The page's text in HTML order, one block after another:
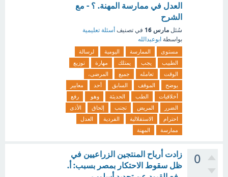
العدل في ممارسة المهنة. ؟ - مع
الشرح
سُئل مارس 16 في تصنيف أسئلة تعليمية
بواسطة ابوعبدالله
مستوى الممارسة اليومية
لرسالة
الطبيب
يجب يمتلك مهارة
توزيع
الوقت
تعامله جميع
المرضى،
يوضح
الموقف السابق أحد
معايير
أخلاقيات
الطب الحديثة وهو
رفع
الضرر
المريض تجنب إلحاق
الأذى
احترام
الاستقلالية الفردية
العدل
ممارسة
المهنة
0
زادت أرباح المنتجين الزراعيين في
ظل سقوط الاحتكار بمصر بسبب: أ.